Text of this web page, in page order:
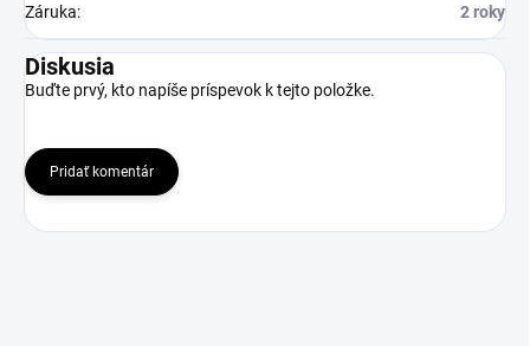
Záruka: 2 roky
Diskusia
Buďte prvý, kto napíše príspevok k tejto položke.
Pridať komentár